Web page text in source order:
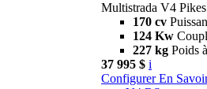
Multistrada V4
170 cv
124 Kw
227 kg Poids
37 995 $ i
Configurer En